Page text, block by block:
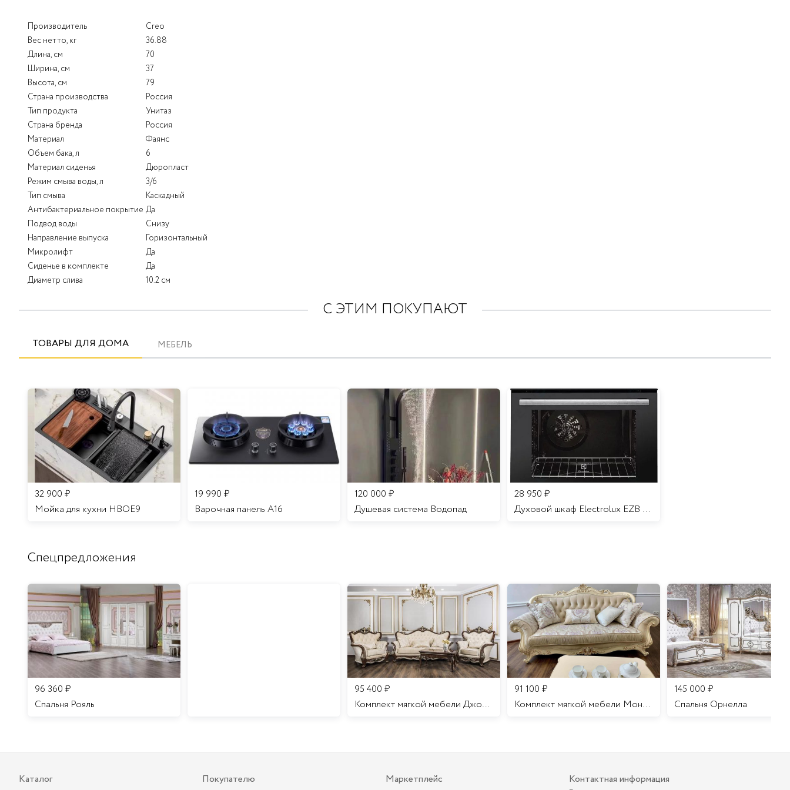
Производитель
Creo
Вес нетто, кг
36.88
Длина, см
70
Ширина, см
37
Высота, см
79
Страна производства
Россия
Тип продукта
Унитаз
Страна бренда
Россия
Материал
Фаянс
Объем бака, л
6
Материал сиденья
Дюропласт
Режим смыва воды, л
3/6
Тип смыва
Каскадный
Антибактериальное покрытие Да
Подвод воды
Снизу
Направление выпуска
Горизонтальный
Микролифт
Да
Сиденье в комплекте
Да
Диаметр слива
10.2 см
С ЭТИМ ПОКУПАЮТ
ТОВАРЫ ДЛЯ ДОМА МЕБЕЛЬ
32 900 ₽
Мойка для кухни HBOE9
19 990 ₽
Варочная панель A16
120 000 ₽
Душевая система Водопад
28 950 ₽
Духовой шкаф Electrolux EZB 52410 AK
Спецпредложения
96 360 ₽
Спальня Рояль
95 400 ₽
Комплект мягкой мебели Джоконда
91 100 ₽
Комплект мягкой мебели Мона Лиза
145 000 ₽
Cпальня Орнелла
Каталог Покупателю Маркетплейс Контактная информация